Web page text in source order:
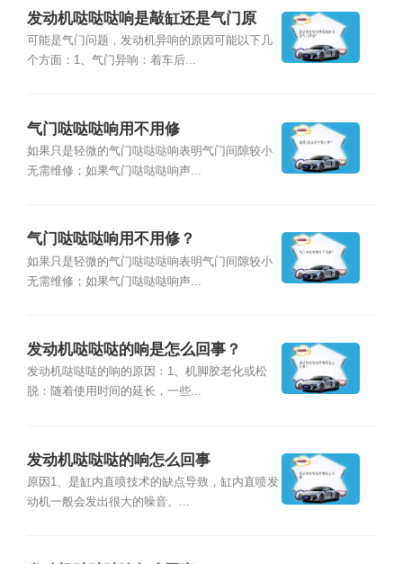
发动机哒哒哒响是敲缸还是气门原
因？
可能是气门问题，发动机异响的原因可能以下几
个方面：1、气门异响：着车后...
气门哒哒哒响用不用修
如果只是轻微的气门哒哒哒响表明气门间隙较小
无需维修；如果气门哒哒哒响声...
气门哒哒哒响用不用修？
如果只是轻微的气门哒哒哒响表明气门间隙较小
无需维修；如果气门哒哒哒响声...
发动机哒哒哒的响是怎么回事？
发动机哒哒哒的响的原因：1、机脚胶老化或松
脱：随着使用时间的延长，一些...
发动机哒哒哒的响怎么回事
原因1、是缸内直喷技术的缺点导致，缸内直喷发
动机一般会发出很大的噪音。...